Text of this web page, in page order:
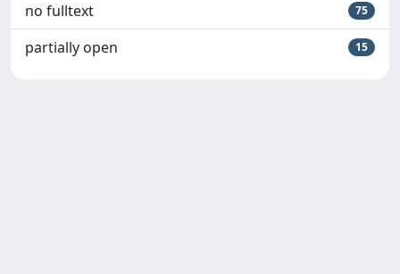
no fulltext 75
partially open 15